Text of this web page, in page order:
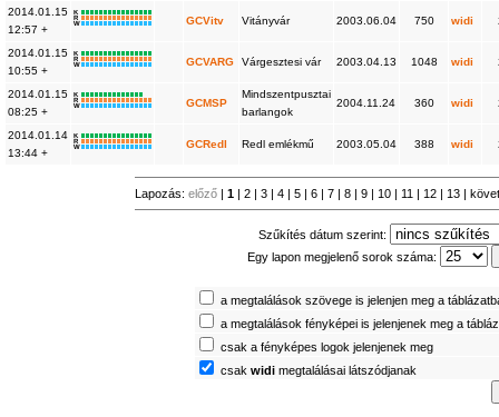
2014.01.15
12:57 +
K
R
W
GCVitv Vitányvár 2003.06.04 750 widi
2014.01.15
10:55 +
K
R
W
GCVARG Várgesztesi vár 2003.04.13 1048 widi
2014.01.15
08:25 +
K
R
W
GCMSP
Mindszentpusztai
barlangok
2004.11.24 360 widi
2014.01.14
13:44 +
K
R
W
GCRedl Redl emlékmű 2003.05.04 388 widi
Lapozás:előző |1 | 2 | 3 | 4 | 5 | 6 | 7 | 8 | 9 | 10 | 11 | 12 | 13 |
Szűkítés dátum szerint:
Egy lapon megjelenő sorok száma:
a megtalálások szövege is jelenjen meg a
a megtalálások fényképei is jelenjenek meg a
csak a fényképes logok jelenjenek meg
csakwidi megtalálásai látszódjanak